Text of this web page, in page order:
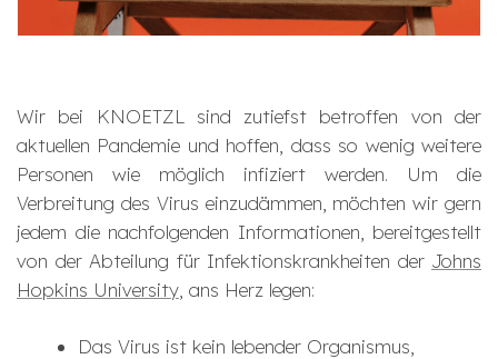
Wir bei KNOETZL sind zutiefst betroffen von der
aktuellen Pandemie und hoffen, dass so wenig weitere
Personen wie möglich infiziert werden. Um die
Verbreitung des Virus einzudämmen, möchten wir gern
jedem die nachfolgenden Informationen, bereitgestellt
von der Abteilung für Infektionskrankheiten der Johns
Hopkins University , ans Herz legen:
Das Virus ist kein lebender Organismus,